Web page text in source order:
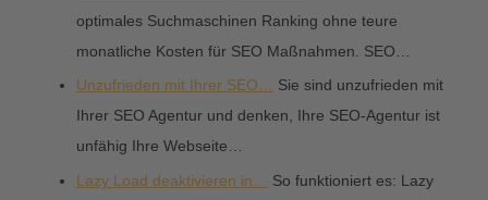
optimales Suchmaschinen Ranking ohne teure
monatliche Kosten für SEO Maßnahmen. SEO…
Unzufrieden mit Ihrer SEO… Sie sind unzufrieden mit
Ihrer SEO Agentur und denken, Ihre SEO-Agentur ist
unfähig Ihre Webseite…
Lazy Load deaktivieren in…
So funktioniert es: Lazy